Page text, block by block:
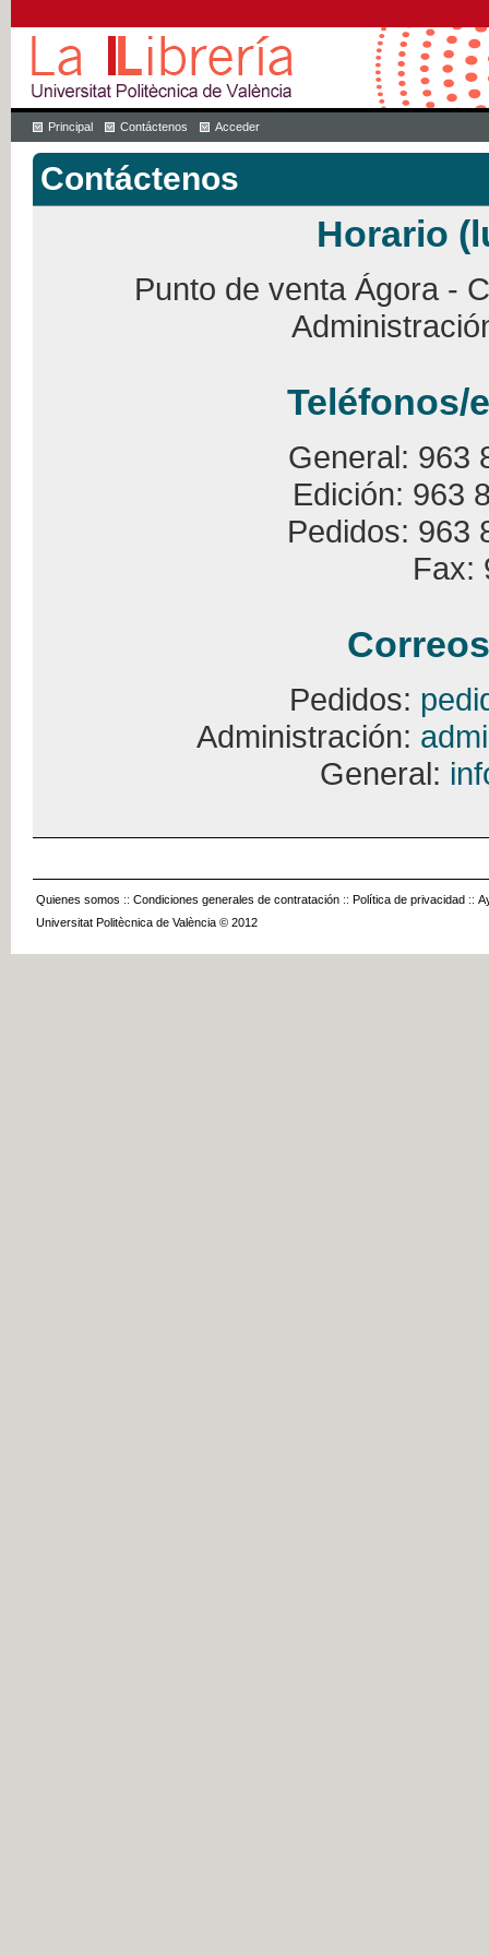
Principal Contáctenos Acceder
Contáctenos
Horario
Punto de venta Ágora -
Teléfonos/
General: 963
Edición: 963
Pedidos: 963
Fax:
Pedidos:
Administración:
General:
Quienes somos :: Condiciones generales de contratación :: Política de privacidad ::
Universitat Politècnica de València © 2012